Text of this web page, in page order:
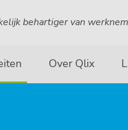
behartiger van
Over Qlix